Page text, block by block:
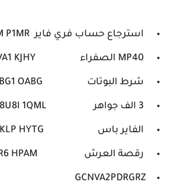
استرجاع حساب فري فاير SLPS UJGM P1MR
شرط البوتات F2PS ABG1 OABG
الفاير باس VAVS 2KLP HYTG
رقصة العرش Y8PS 1HR6 HPAM
GCNVA2PDRGRZ